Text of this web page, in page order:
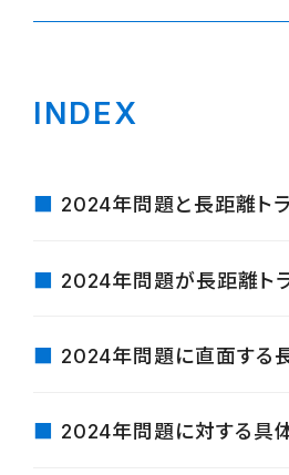
INDEX
2024年問題と長距離ト
2024年問題が長距離ト
2024年問題に直面する
2024年問題に対する具